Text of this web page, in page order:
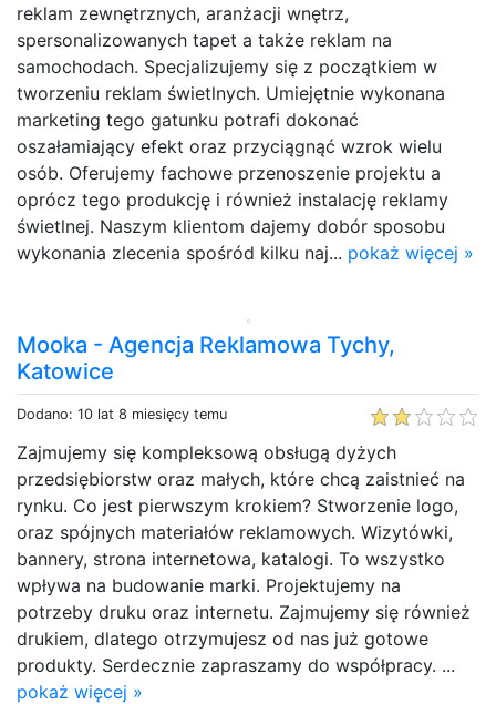
reklam zewnętrznych, aranżacji wnętrz,
spersonalizowanych tapet a także reklam na
samochodach. Specjalizujemy się z początkiem w
tworzeniu reklam świetlnych. Umiejętnie wykonana
marketing tego gatunku potrafi dokonać
oszałamiający efekt oraz przyciągnąć wzrok wielu
osób. Oferujemy fachowe przenoszenie projektu a
oprócz tego produkcję i również instalację reklamy
świetlnej. Naszym klientom dajemy dobór sposobu
wykonania zlecenia spośród kilku naj... pokaż więcej »
Mooka - Agencja Reklamowa Tychy,
Katowice
Dodano: 10 lat 8 miesięcy temu
Zajmujemy się kompleksową obsługą dyżych
przedsiębiorstw oraz małych, które chcą zaistnieć na
rynku. Co jest pierwszym krokiem? Stworzenie logo,
oraz spójnych materiałów reklamowych. Wizytówki,
bannery, strona internetowa, katalogi. To wszystko
wpływa na budowanie marki. Projektujemy na
potrzeby druku oraz internetu. Zajmujemy się również
drukiem, dlatego otrzymujesz od nas już gotowe
produkty. Serdecznie zapraszamy do współpracy. ...
pokaż więcej »